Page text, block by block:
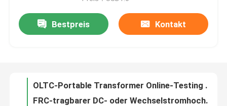
Werksbesichtigung
Kontakt mit uns
Bestpreis Kontakt
OLTC-Portable Transformer Online-Testing bei Last-Tap-Switch-Tester
Transformator-Öl-Zusammenbruch-Spannungsprüfer Bdv-II bester Preis-100kv
BDV-I heißes Prüfvorrichtung 60kv 80kv 100kv des Verkaufs-Laborzuverlässige Öl-IEC60156